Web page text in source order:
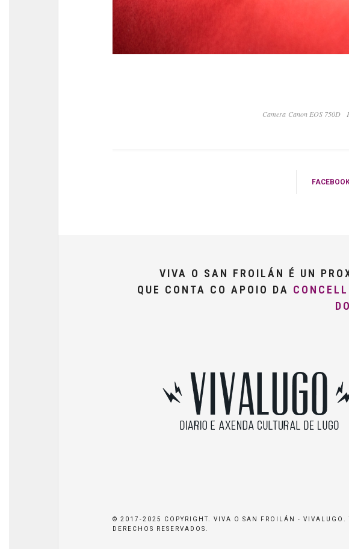
Camera Canon EOS 750D
VIVA O SAN FROILÁN É UN
QUE CONTA CO APOIO DA
© 2017-2025 COPYRIGHT. VIVA O SAN FROILÁN - VIVALUGO.
DERECHOS RESERVADOS.